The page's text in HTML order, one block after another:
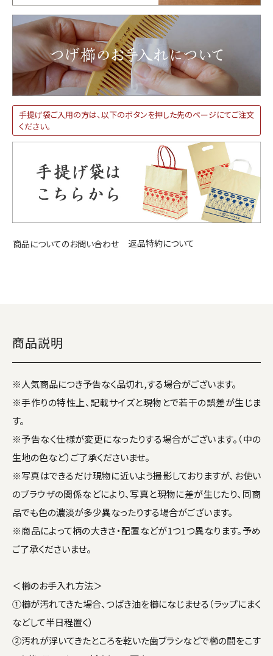
手提げ袋ご入用の方は、以下のボタンを押した先のページにてご注文
ください。
商品についてのお問い合わせ 返品特約について
商品説明
※人気商品につき予告なく品切れ,する場合がございます。
※手作りの特性上、記載サイズと現物とで若干の誤差が生じま
す。
※予告なく仕様が変更になったりする場合がございます。（中の
生地の色など）ご了承くださいませ。
※写真はできるだけ現物に近いよう撮影しておりますが、お使い
のブラウザの関係などにより、写真と現物に差が生じたり、同商
品でも色の濃淡が多少異なったりする場合がございます。
※商品によって柄の大きさ・配置などが1つ1つ異なります。予め
ご了承くださいませ。
＜櫛のお手入れ方法＞
①櫛が汚れてきた場合、つばき油を櫛になじませる（ラップにまく
などして半日程置く）
②汚れが浮いてきたところを乾いた歯ブラシなどで櫛の間をこす